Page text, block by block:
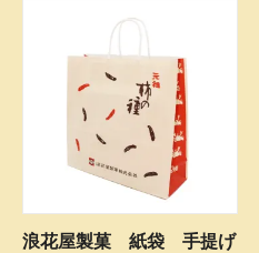
浪花屋製菓 紙袋 手提げ